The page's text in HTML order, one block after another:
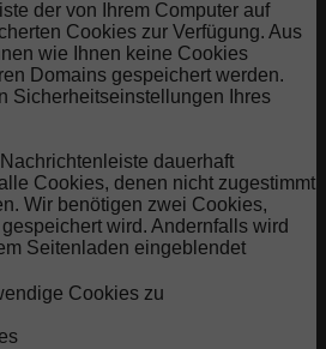
der von Ihrem Computer auf
Cookies zur Verfügung. Aus
wie Ihnen keine Cookies
Domains gespeichert werden.
Sicherheitseinstellungen Ihres
dauerhaft
Cookies, denen nicht zugestimmt
Wir benötigen zwei Cookies,
wird. Andernfalls wird
Seitenladen eingeblendet
Cookies zu